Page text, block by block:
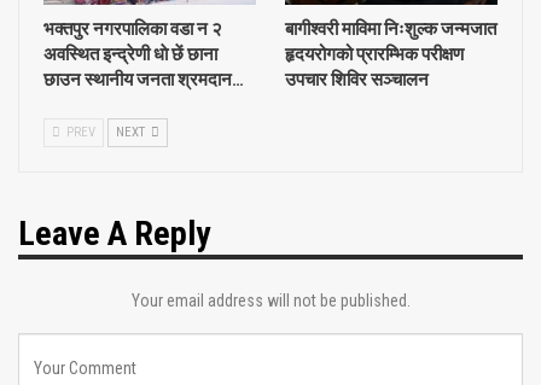
भक्तपुर नगरपालिका वडा न २
अवस्थित इन्द्रेणी धाे छें छाना
छाउन स्थानीय जनता श्रमदान…
बागीश्वरी माविमा निःशुल्क जन्मजात
हृदयरोगको प्रारम्भिक परीक्षण
उपचार शिविर सञ्चालन
PREV NEXT
Leave A Reply
Your email address will not be published.